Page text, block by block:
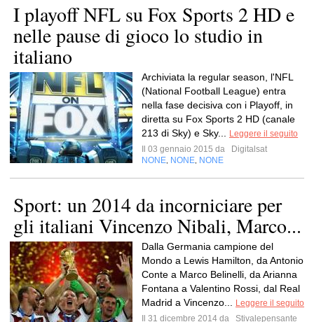
I playoff NFL su Fox Sports 2 HD e
nelle pause di gioco lo studio in
italiano
Archiviata la regular season, l'NFL
(National Football League) entra
nella fase decisiva con i Playoff, in
diretta su Fox Sports 2 HD (canale
213 di Sky) e Sky...
Leggere il seguito
Il 03 gennaio 2015 da
Digitalsat
NONE NONE NONE
Sport: un 2014 da incorniciare per
gli italiani Vincenzo Nibali, Marco...
Dalla Germania campione del
Mondo a Lewis Hamilton, da Antonio
Conte a Marco Belinelli, da Arianna
Fontana a Valentino Rossi, dal Real
Madrid a Vincenzo...
Leggere il seguito
Il 31 dicembre 2014 da
Stivalepensante